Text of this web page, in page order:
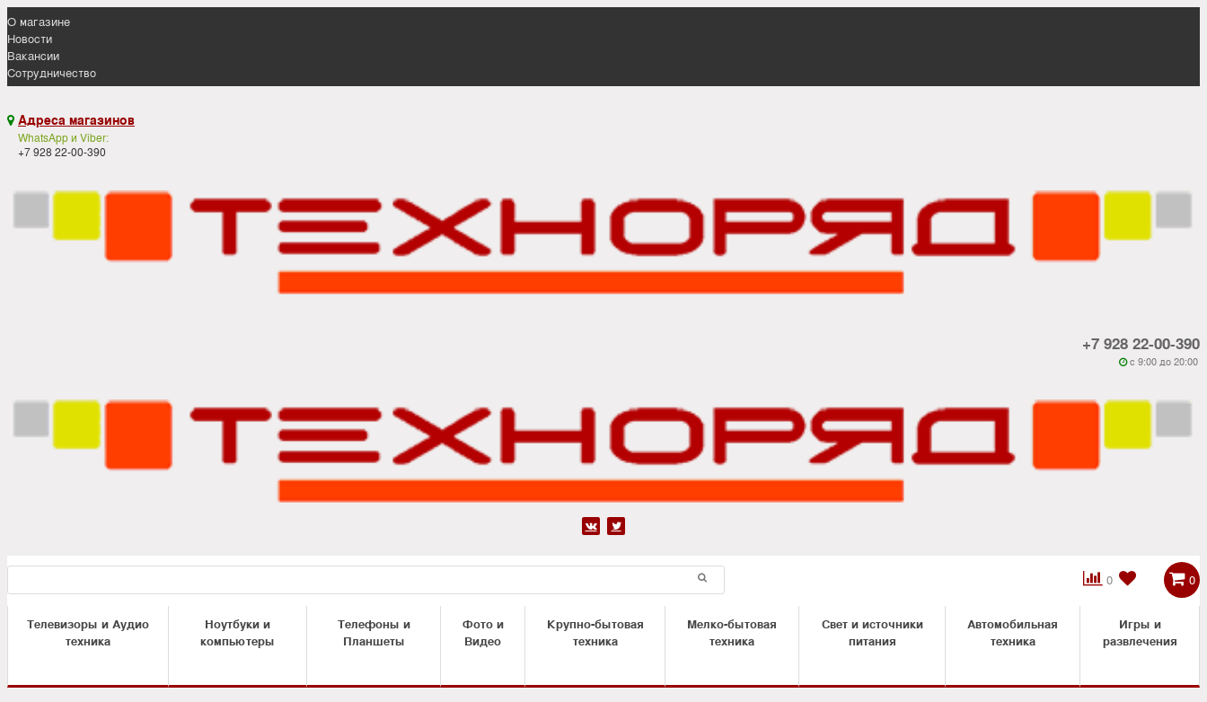
О магазине
Новости
Вакансии
Сотрудничество
 Адреса магазинов
WhatsApp и Viber:
+7 928 22-00-390
+7 928 22-00-390
 c 9:00 до 20:00
 
0

 0
Телевизоры и Аудио
техника
Ноутбуки и
компьютеры
Телефоны и
Планшеты
Фото и
Видео
Крупно-бытовая
техника
Мелко-бытовая
техника
Свет и источники
питания
Автомобильная
техника
Игры и
развлечения